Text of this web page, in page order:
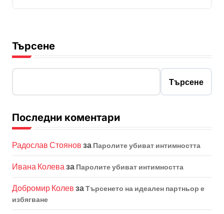
Търсене
Търсене
Последни коментари
Радослав Стоянов за Паролите убиват интимността
Ивана Колеваза Паролите убиват интимността
Добромир Колев заТърсенето на идеален партньор е
избягване